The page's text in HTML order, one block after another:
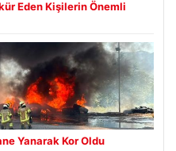
Eden Kişilerin Önemli
Yanarak Kor Oldu